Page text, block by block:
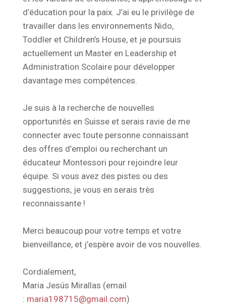
d’éducation pour la paix. J’ai eu le privilège de
travailler dans les environnements Nido,
Toddler et Children’s House, et je poursuis
actuellement un Master en Leadership et
Administration Scolaire pour développer
davantage mes compétences.
Je suis à la recherche de nouvelles
opportunités en Suisse et serais ravie de me
connecter avec toute personne connaissant
des offres d’emploi ou recherchant un
éducateur Montessori pour rejoindre leur
équipe. Si vous avez des pistes ou des
suggestions, je vous en serais très
reconnaissante !
Merci beaucoup pour votre temps et votre
bienveillance, et j’espère avoir de vos nouvelles.
Cordialement,
Maria Jesús Mirallas (email
: maria198715@gmail.com)